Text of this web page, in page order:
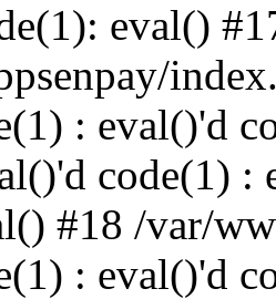
eval()
: eval()'d
code(1) :
#18 /var/
: eval()'d